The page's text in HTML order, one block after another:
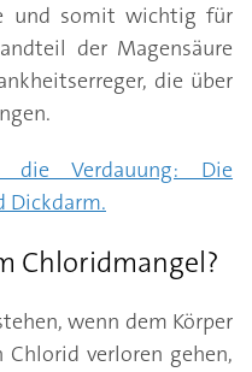
und somit wichtig für
der Magensäure
die über
die Verdauung: Die
Dickdarm.
Chloridmangel?
wenn dem Körper
verloren gehen,